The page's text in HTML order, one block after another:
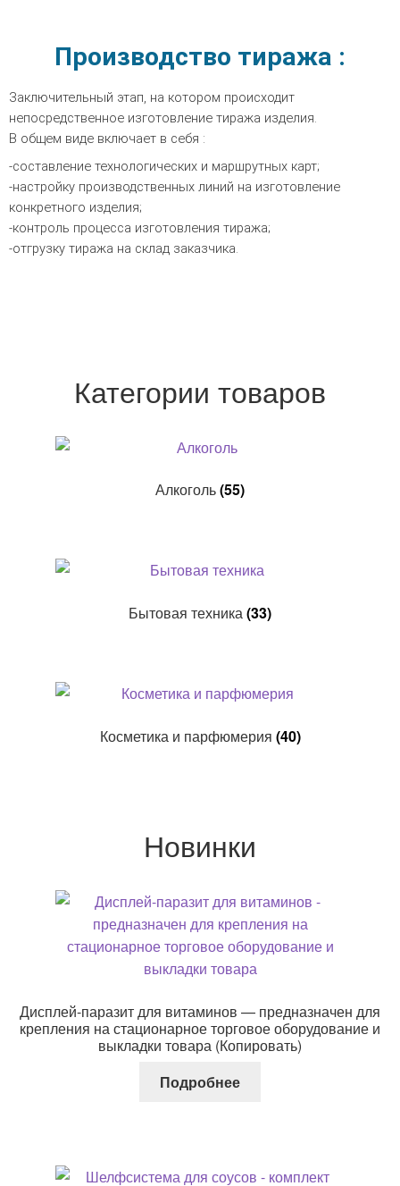
Производство тиража :
Заключительный этап, на котором происходит
непосредственное изготовление тиража изделия.
В общем виде включает в себя :
-составление технологических и маршрутных карт;
-настройку производственных линий на изготовление
конкретного изделия;
-контроль процесса изготовления тиража;
-отгрузку тиража на склад заказчика.
Категории товаров
Алкоголь(55)
Бытовая техника(33)
Косметика и парфюмерия (40)
Новинки
Дисплей-паразит для витаминов — предназначен для
крепления на стационарное торговое оборудование и
выкладки товара (Копировать)
Подробнее